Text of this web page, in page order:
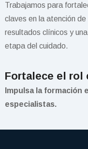
Trabajamos para
claves en la atención
resultados clínicos y
etapa del cuidado.
Fortalece el
Impulsa la formación
especialistas.